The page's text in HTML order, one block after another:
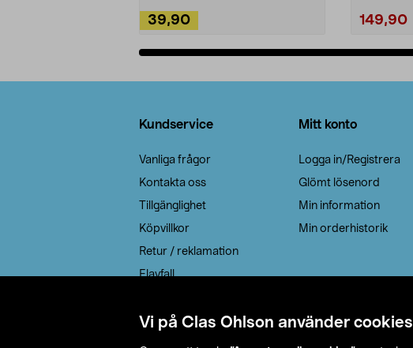
Vi på Clas Ohlson använder cookies
39,90 149,90
Kundservice
Vanliga frågor
Kontakta oss
Tillgänglighet
Köpvillkor
Retur / reklamation
Elavfall
Leveransalternativ
Mitt konto
Logga in/Registrera
Glömt lösenord
Min information
Min orderhistorik